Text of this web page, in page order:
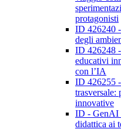
protagonisti
ID 426240
degli
ID 426248
educativi
con l’IA
ID 426255
trasversale:
innovative
ID - GenAI
didattica ai